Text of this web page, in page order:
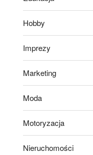
Hobby
Imprezy
Marketing
Moda
Motoryzacja
Nieruchomości